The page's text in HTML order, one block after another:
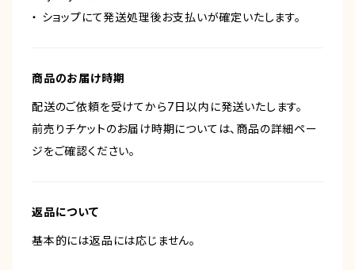
・ ショップにて発送処理後お支払いが確定いたします。
商品のお届け時期
配送のご依頼を受けてから7日以内に発送いたします。
前売りチケットのお届け時期については、商品の詳細ペー
ジをご確認ください。
返品について
基本的には返品には応じません。